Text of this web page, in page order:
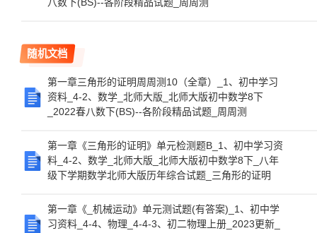
随机文档
第一章三角形的证明周周测10（全章）_1、初中学习
资料_4-2、数学_北师大版_北师大版初中数学8下
_2022春八数下(BS)--各阶段精品试题_周周测
第一章《三角形的证明》单元检测题B_1、初中学习资
料_4-2、数学_北师大版_北师大版初中数学8下_八年
级下学期数学北师大版历年综合试题_三角形的证明
第一章《_机械运动》单元测试题(有答案)_1、初中学
习资料_4-4、物理_4-4-3、初二物理上册_2023更新_